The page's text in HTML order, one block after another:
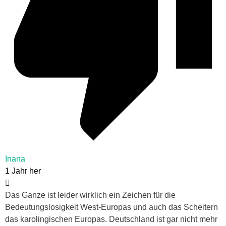
Inana
1 Jahr her
Das Ganze ist leider wirklich ein Zeichen für die
Bedeutungslosigkeit West-Europas und auch das Scheitern
das karolingischen Europas. Deutschland ist gar nicht mehr